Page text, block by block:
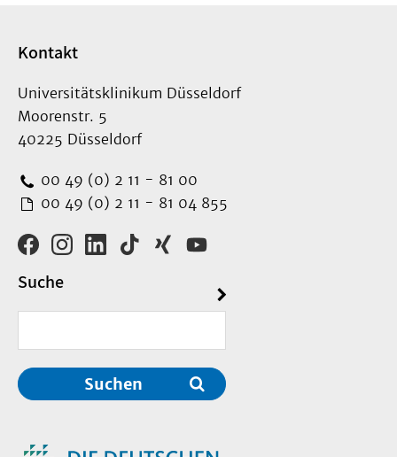
Kontakt
Universitätsklinikum Düsseldorf
Moorenstr. 5
40225 Düsseldorf
00 49 (0) 2 11 - 81 00
00 49 (0) 2 11 - 81 04 855
Suche
Suchen